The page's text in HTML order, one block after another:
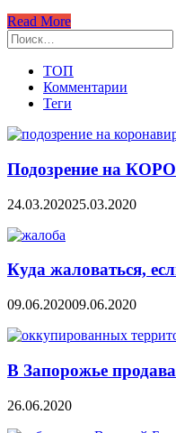
Read More
Найти:
ТОП
Комментарии
Теги
Подозрение на
24.03.202025.03.2020
Куда жаловаться,
09.06.202009.06.2020
В Запорожье
26.06.2020